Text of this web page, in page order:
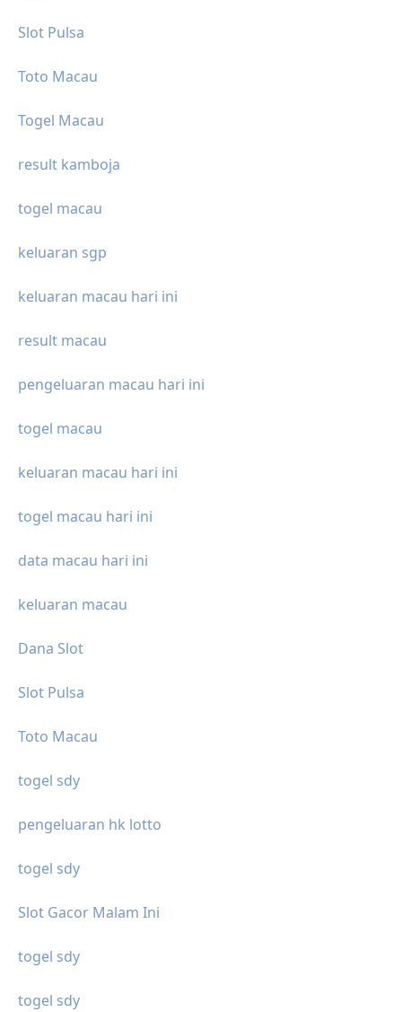
Slot Pulsa
Toto Macau
Togel Macau
result kamboja
togel macau
keluaran sgp
keluaran macau hari ini
result macau
pengeluaran macau hari ini
togel macau
keluaran macau hari ini
togel macau hari ini
data macau hari ini
keluaran macau
Dana Slot
Slot Pulsa
Toto Macau
togel sdy
pengeluaran hk lotto
togel sdy
Slot Gacor Malam Ini
togel sdy
togel sdy